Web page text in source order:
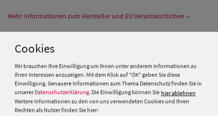
Mehr Informationen zum Hersteller und EU Verantwortlichen »
PRODUKTEMPFEHLUNGEN
Cookies
Wir brauchen Ihre Einwilligung um Ihnen unter anderem Informationen zu
Ihren Interessen anzuzeigen. Mit dem Klick auf "OK" geben Sie diese
Einwilligung. Genauere Informationen zum Thema Datenschutz finden Sie in
unserer Datenschutzerklärung. Die Einwilligung können Sie hier ablehnen
Weitere Informationen zu den von uns verwendeten Cookies und Ihren
Rechten als Nutzer finden Sie hier: